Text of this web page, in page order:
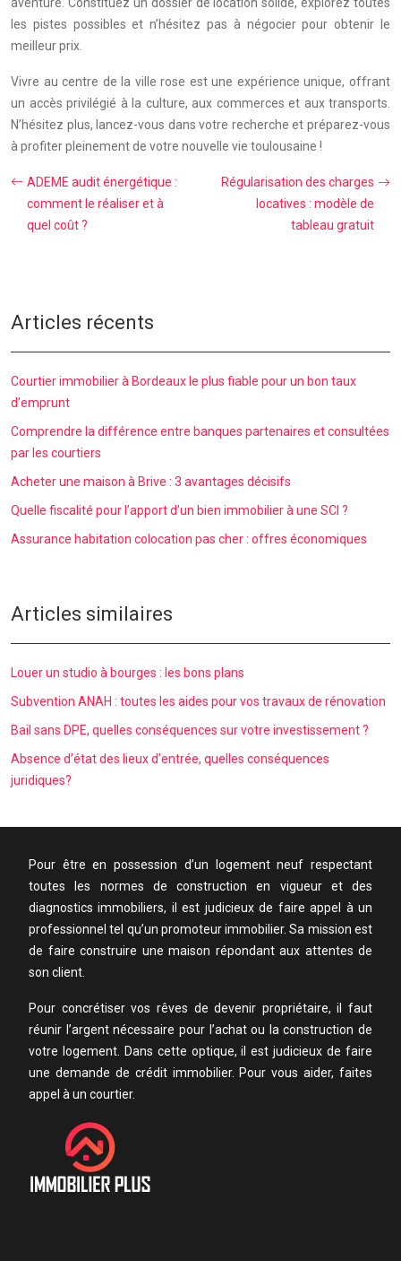
les pistes possibles et n’hésitez pas à négocier pour obtenir le
meilleur prix.
Vivre au centre de la ville rose est une expérience unique, offrant
un accès privilégié à la culture, aux commerces et aux transports.
N’hésitez plus, lancez-vous dans votre recherche et préparez-vous
à profiter pleinement de votre nouvelle vie toulousaine !
ADEME audit énergétique :
comment le réaliser et à
quel coût ?
Régularisation des charges
locatives : modèle de
tableau gratuit
Articles récents
Courtier immobilier à Bordeaux le plus fiable pour un bon taux
d’emprunt
Comprendre la différence entre banques partenaires et consultées
par les courtiers
Acheter une maison à Brive : 3 avantages décisifs
Quelle fiscalité pour l’apport d’un bien immobilier à une SCI ?
Assurance habitation colocation pas cher : offres économiques
Articles similaires
Louer un studio à bourges : les bons plans
Subvention ANAH : toutes les aides pour vos travaux de rénovation
Bail sans DPE, quelles conséquences sur votre investissement ?
Absence d’état des lieux d’entrée, quelles conséquences
juridiques?
Pour être en possession d’un logement neuf respectant
toutes les normes de construction en vigueur et des
diagnostics immobiliers, il est judicieux de faire appel à un
professionnel tel qu’un promoteur immobilier. Sa mission est
de faire construire une maison répondant aux attentes de
son client.
Pour concrétiser vos rêves de devenir propriétaire, il faut
réunir l’argent nécessaire pour l’achat ou la construction de
votre logement. Dans cette optique, il est judicieux de faire
une demande de crédit immobilier. Pour vous aider, faites
appel à un courtier.